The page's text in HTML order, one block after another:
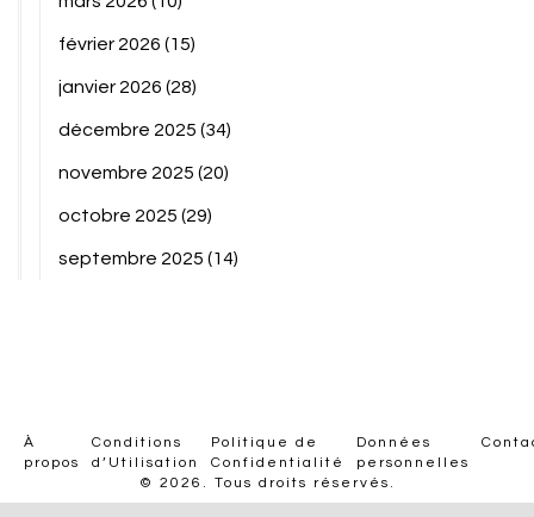
février 2026 (15)
janvier 2026 (28)
décembre 2025 (34)
novembre 2025 (20)
octobre 2025 (29)
septembre 2025 (14)
À
propos
Conditions
d’Utilisation
Politique de
Confidentialité
Données
personnelles
© 2026. Tous droits réservés.